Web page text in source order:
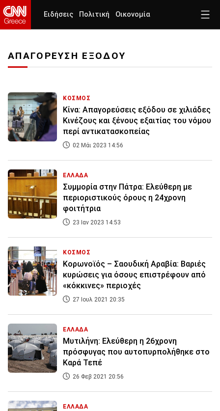
Ειδήσεις Πολιτική Οικονομία
ΑΠΑΓΟΡΕΥΣΗ ΕΞΟΔΟΥ
ΚΟΣΜΟΣ
Κίνα: Απαγορεύσεις εξόδου σε χιλιάδες
Κινέζους και ξένους εξαιτίας του νόμου
περί αντικατασκοπείας
02 Μάι 2023 14:56
ΕΛΛΑΔΑ
Συμμορία στην Πάτρα: Ελεύθερη με
περιοριστικούς όρους η 24χρονη
φοιτήτρια
23 Ιαν 2023 14:53
ΚΟΣΜΟΣ
Κορωνοϊός – Σαουδική Αραβία: Βαριές
κυρώσεις για όσους επιστρέφουν από
«κόκκινες» περιοχές
27 Ιουλ 2021 20:35
ΕΛΛΑΔΑ
Μυτιλήνη: Ελεύθερη η 26χρονη
πρόσφυγας που αυτοπυρπολήθηκε στο
Καρά Τεπέ
26 Φεβ 2021 20:56
ΕΛΛΑΔΑ